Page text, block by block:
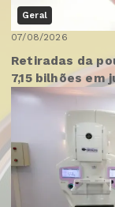
Geral
07/08/2026
Retiradas da
7,15 bilhões em